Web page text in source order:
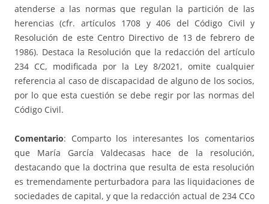
atenderse a las normas que regulan la partición de las
herencias (cfr. artículos 1708 y 406 del Código Civil y
Resolución de este Centro Directivo de 13 de febrero de
1986). Destaca la Resolución que la redacción del artículo
234 CC, modificada por la Ley 8/2021, omite cualquier
referencia al caso de discapacidad de alguno de los socios,
por lo que esta cuestión se debe regir por las normas del
Código Civil.
Comentario: Comparto los interesantes los comentarios
que María García Valdecasas hace de la resolución,
destacando que la doctrina que resulta de esta resolución
es tremendamente perturbadora para las liquidaciones de
sociedades de capital, y que la redacción actual de 234 CCo